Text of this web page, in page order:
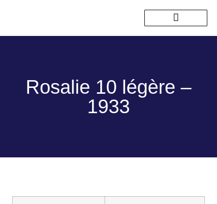
Rosalie 10 légère –
1933